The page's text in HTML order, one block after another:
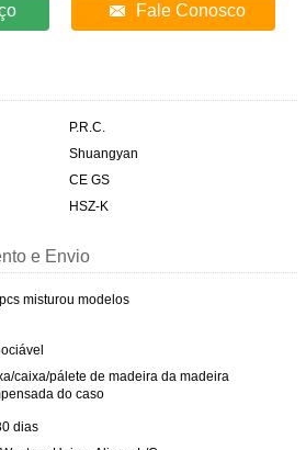
Fale Conosco
P.R.C.
Shuangyan
CE GS
HSZ-K
e Envio
misturou modelos
caixa/pálete de madeira da madeira
do caso
dias